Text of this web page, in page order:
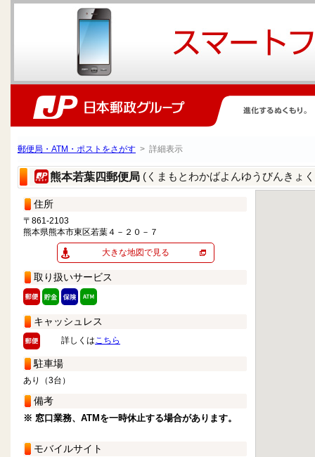
郵便局・ATM・ポストをさがす > 詳細表示
熊本若葉四郵便局 (くまもとわかばよんゆうびんきょ
住所
〒861-2103
熊本県熊本市東区若葉４－２０－７
大きな地図で見る
取り扱いサービス
キャッシュレス
詳しくはこちら
駐車場
あり（3台）
備考
※ 窓口業務、ATMを一時休止する場合があります。
モバイルサイト